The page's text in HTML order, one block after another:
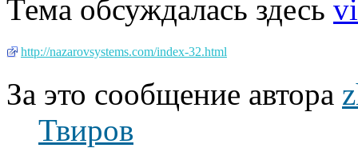
Тема обсуждалась здесь
http://nazarovsystems.com/index-32.html
За это сообщение автора
Твиров